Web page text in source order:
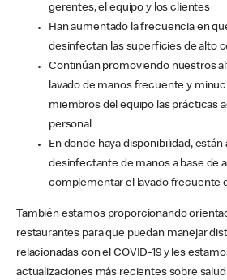
gerentes, el equipo y los clientes
Han aumentado la frecuencia en
desinfectan las superficies de alto
Continúan promoviendo nuestros
lavado de manos frecuente y
miembros del equipo las prácticas
personal
En donde haya disponibilidad,
desinfectante de manos a base de
complementar el lavado frecuente
También estamos proporcionando
restaurantes para que puedan manejar
relacionadas con el COVID-19 y les
actualizaciones más recientes sobre